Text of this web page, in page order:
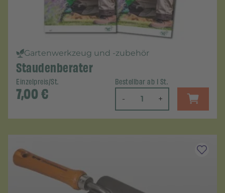
Gartenwerkzeug und -zubehör
Staudenberater
Einzelpreis/St.
7,00€
Bestellbar ab 1 St.
- +